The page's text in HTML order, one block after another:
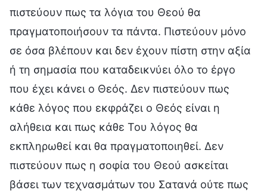
πιστεύουν πως τα λόγια του Θεού θα
πραγματοποιήσουν τα πάντα. Πιστεύουν μόνο
σε όσα βλέπουν και δεν έχουν πίστη στην αξία
ή τη σημασία που καταδεικνύει όλο το έργο
που έχει κάνει ο Θεός. Δεν πιστεύουν πως
κάθε λόγος που εκφράζει ο Θεός είναι η
αλήθεια και πως κάθε Του λόγος θα
εκπληρωθεί και θα πραγματοποιηθεί. Δεν
πιστεύουν πως η σοφία του Θεού ασκείται
βάσει των τεχνασμάτων του Σατανά ούτε πως